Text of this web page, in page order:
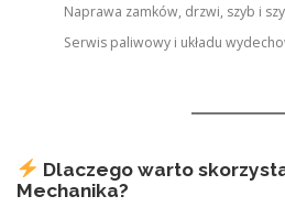
Naprawa zamków, drzwi, szyb i
Serwis paliwowy i układu
Dlaczego warto
Mechanika?